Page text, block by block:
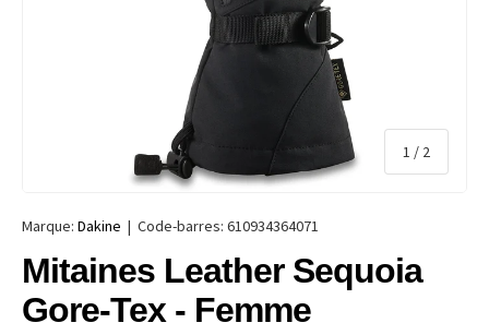
1 / de
2
Marque: Dakine | Code-barres: 610934364071
Mitaines Leather Sequoia
Gore-Tex - Femme